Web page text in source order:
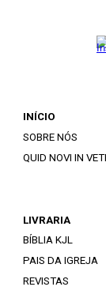
INÍCIO
SOBRE NÓS
QUID NOVI IN
LIVRARIA
BÍBLIA KJL
PAIS DA IGREJA
REVISTAS